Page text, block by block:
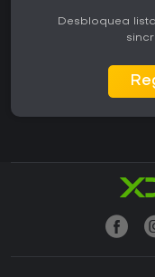
Desbloquea